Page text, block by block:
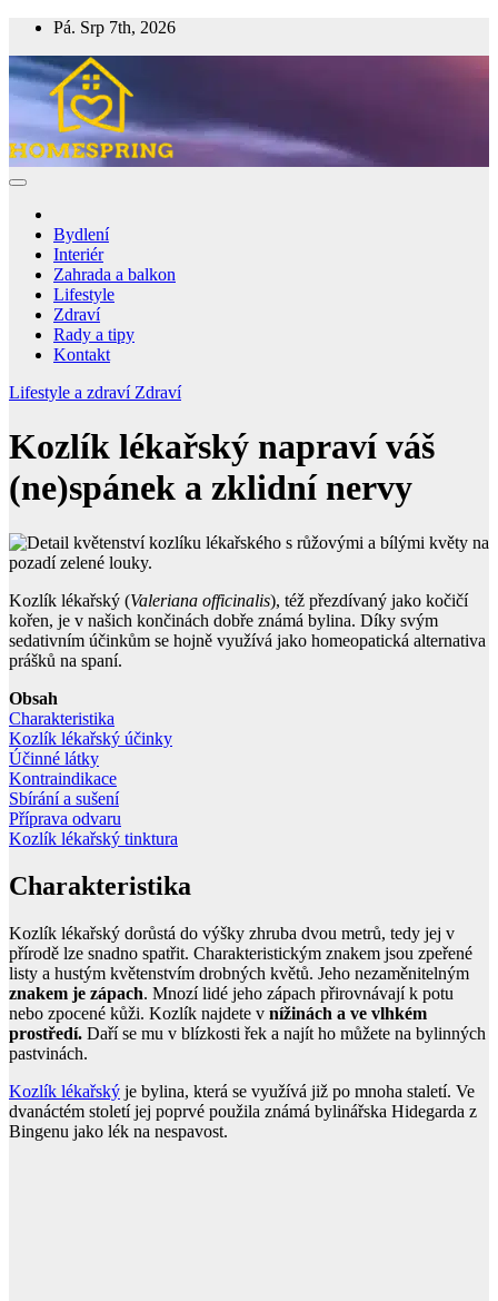
Skip
content
Pá. Srp 7th, 2026
Bydlení
Interiér
Zahrada a balkon
Lifestyle
Zdraví
Rady a tipy
Kontakt
Lifestyle a zdraví Zdraví
Kozlík lékařský napraví váš
(ne)spánek a zklidní nervy
Kozlík lékařský (Valeriana officinalis), též přezdívaný jako kočičí
kořen, je v našich končinách dobře známá bylina. Díky svým
sedativním účinkům se hojně využívá jako homeopatická alternativa
prášků na spaní.
Obsah
Charakteristika
Kozlík lékařský účinky
Účinné látky
Kontraindikace
Sbírání a sušení
Příprava odvaru
Kozlík lékařský tinktura
Charakteristika
Kozlík lékařský dorůstá do výšky zhruba dvou metrů, tedy jej v
přírodě lze snadno spatřit. Charakteristickým znakem jsou zpeřené
listy a hustým květenstvím drobných květů. Jeho nezaměnitelným
znakem je zápach. Mnozí lidé jeho zápach přirovnávají k potu
nebo zpocené kůži. Kozlík najdete v nížinách a ve vlhkém
prostředí. Daří se mu v blízkosti řek a najít ho můžete na bylinných
pastvinách.
Kozlík lékařský je bylina, která se využívá již po mnoha staletí. Ve
dvanáctém století jej poprvé použila známá bylinářska Hidegarda z
Bingenu jako lék na nespavost.